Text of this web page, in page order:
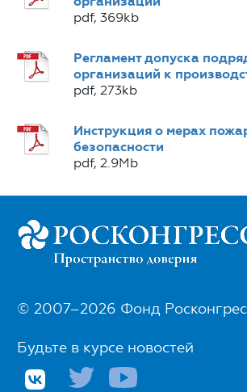
pdf, 369kb
Регламент допуска
организаций к
pdf, 273kb
Инструкция о мерах
безопасности
pdf, 2.9Mb
© 2007–2026 Фонд
Будьте в курсе новостей